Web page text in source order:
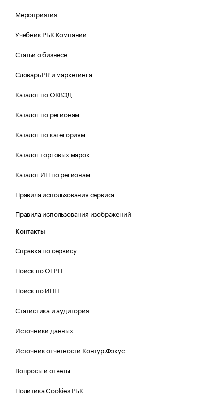
Мероприятия
Учебник РБК Компании
Статьи о бизнесе
Словарь PR и маркетинга
Каталог по ОКВЭД
Каталог по регионам
Каталог по категориям
Каталог торговых марок
Каталог ИП по регионам
Правила использования сервиса
Правила использования изображений
Контакты
Справка по сервису
Поиск по ОГРН
Поиск по ИНН
Статистика и аудитория
Источники данных
Источник отчетности Контур.Фокус
Вопросы и ответы
Политика Cookies РБК